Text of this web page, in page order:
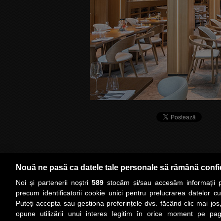
Vezi şi:
Nouă ne pasă ca datele tale personale să rămână
Noi și partenerii noștri 589stocăm și/sau accesăm informații
precum identificatorii cookie unici pentru prelucrarea datelor
Puteți accepta sau gestiona preferințele dvs. făcând clic mai
opune utilizării unui interes legitim în orice moment pe